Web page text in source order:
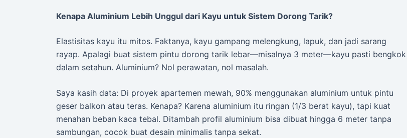
Kenapa Aluminium Lebih Unggul dari Kayu untuk Sistem Dorong Tarik?
Elastisitas kayu itu mitos. Faktanya, kayu gampang melengkung, lapuk, dan jadi sarang
rayap. Apalagi buat sistem pintu dorong tarik lebar—misalnya 3 meter—kayu pasti bengkok
dalam setahun. Aluminium? Nol perawatan, nol masalah.
Saya kasih data: Di proyek apartemen mewah, 90% menggunakan aluminium untuk pintu
geser balkon atau teras. Kenapa? Karena aluminium itu ringan (1/3 berat kayu), tapi kuat
menahan beban kaca tebal. Ditambah profil aluminium bisa dibuat hingga 6 meter tanpa
sambungan, cocok buat desain minimalis tanpa sekat.